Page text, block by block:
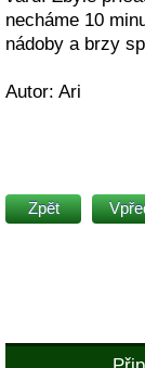
necháme 10
nádoby a brzy
Autor: Ari
Zpět